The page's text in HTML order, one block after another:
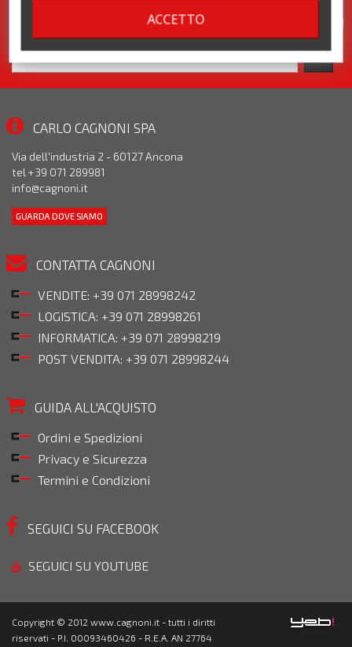
Iscriviti alla nostra newsletter. Pronte per te tante promozioni!
ACCETTO
CARLO CAGNONI SPA
Via dell'industria 2 - 60127 Ancona
tel +39 071 289981
info@cagnoni.it
GUARDA DOVE SIAMO
CONTATTA CAGNONI
VENDITE: +39 071 28998242
LOGISTICA: +39 071 28998261
INFORMATICA: +39 071 28998219
POST VENDITA: +39 071 28998244
GUIDA ALL'ACQUISTO
Ordini e Spedizioni
Privacy e Sicurezza
Termini e Condizioni
SEGUICI SU FACEBOOK
SEGUICI SU YOUTUBE
Copyright © 2012 www.cagnoni.it - tutti i diritti
riservati - P.I. 00093460426 - R.E.A. AN 27764